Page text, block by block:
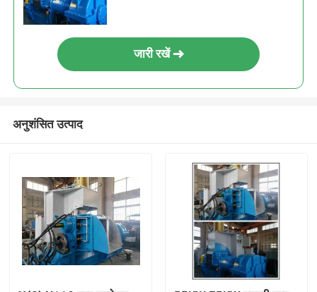
जारी रखें
अनुशंसित उत्पाद